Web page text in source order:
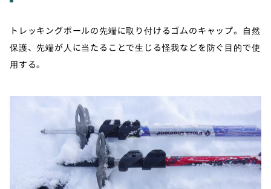
トレッキングポールの先端に取り付けるゴムのキャップ。自然
保護、先端が人に当たることで生じる怪我などを防ぐ目的で使
用する。